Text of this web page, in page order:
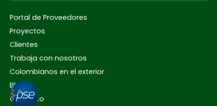
Portal de Proveedores
Proyectos
Clientes
Trabaja con nosotros
Colombianos en el exterior
Blog
Contacto